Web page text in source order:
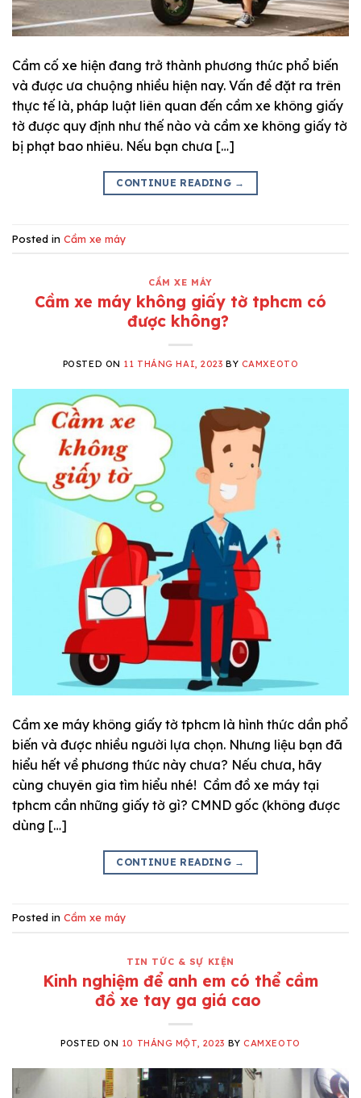
Cầm cố xe hiện đang trở thành phương thức phổ biến
và được ưa chuộng nhiều hiện nay. Vấn đề đặt ra trên
thực tế là, pháp luật liên quan đến cầm xe không giấy
tờ được quy định như thế nào và cầm xe không giấy tờ
bị phạt bao nhiêu. Nếu bạn chưa […]
CONTINUE READING →
Posted in Cầm xe máy
CẦM XE MÁY
Cầm xe máy không giấy tờ tphcm có
được không?
POSTED ON 11 THÁNG HAI, 2023 BY CAMXEOTO
Cầm xe máy không giấy tờ tphcm là hình thức dần phổ
biến và được nhiều người lựa chọn. Nhưng liệu bạn đã
hiểu hết về phương thức này chưa? Nếu chưa, hãy
cùng chuyên gia tìm hiểu nhé! Cầm đồ xe máy tại
tphcm cần những giấy tờ gì? CMND gốc (không được
dùng […]
CONTINUE READING →
Posted in Cầm xe máy
TIN TỨC & SỰ KIỆN
Kinh nghiệm để anh em có thể cầm
đồ xe tay ga giá cao
POSTED ON 10 THÁNG MỘT, 2023 BYCAMXEOTO